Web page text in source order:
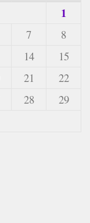
1
7
8
14
15
21
22
28
29